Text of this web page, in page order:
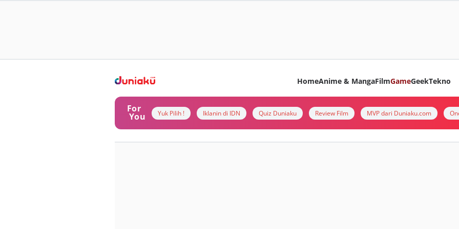
HomeAnime & MangaFilmGameGeekTekno
For
You Yuk Pilih ! Iklanin di IDN Quiz Duniaku Review Film MVP dari Duniaku.com